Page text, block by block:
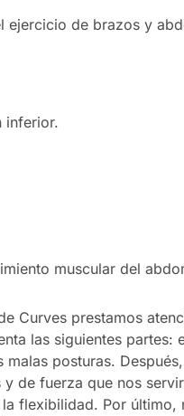
ejercicio de brazos y
inferior.
muscular del
Curves prestamos
las siguientes partes:
posturas.
de fuerza que nos
flexibilidad. Por último,